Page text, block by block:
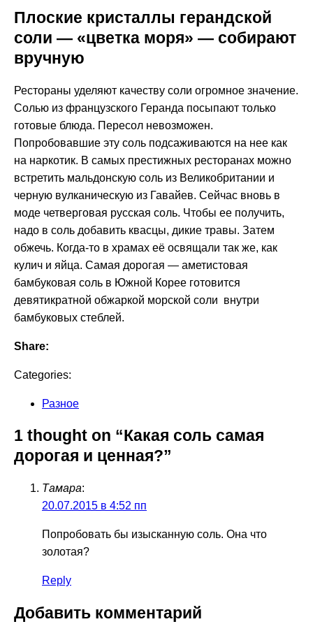
Плоские кристаллы герандской
соли — «цветка моря» — собирают
вручную
Рестораны уделяют качеству соли огромное значение.
Солью из французского Геранда посыпают только
готовые блюда. Пересол невозможен.
Попробовавшие эту соль подсаживаются на нее как
на наркотик. В самых престижных ресторанах можно
встретить мальдонскую соль из Великобритании и
черную вулканическую из Гавайев. Сейчас вновь в
моде четверговая русская соль. Чтобы ее получить,
надо в соль добавить квасцы, дикие травы. Затем
обжечь. Когда-то в храмах её освящали так же, как
кулич и яйца. Самая дорогая — аметистовая
бамбуковая соль в Южной Корее готовится
девятикратной обжаркой морской соли внутри
бамбуковых стеблей.
Share:
Categories:
Разное
1 thought on “Какая соль самая
дорогая и ценная?”
Тамара:
20.07.2015 в 4:52 пп
Попробовать бы изысканную соль. Она что
золотая?
Reply
Добавить комментарий